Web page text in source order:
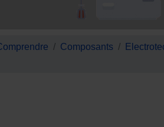
Composants